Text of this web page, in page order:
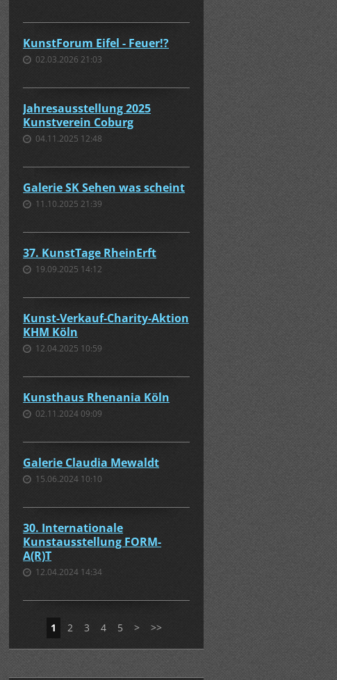
KunstForum Eifel - Feuer!?
02.03.2026 21:03
Jahresausstellung 2025
Kunstverein Coburg
04.11.2025 12:48
Galerie SK Sehen was scheint
11.10.2025 21:39
37. KunstTage RheinErft
19.09.2025 14:12
Kunst-Verkauf-Charity-Aktion
KHM Köln
12.04.2025 10:59
Kunsthaus Rhenania Köln
02.11.2024 09:09
Galerie Claudia Mewaldt
15.06.2024 10:10
30. Internationale
Kunstausstellung FORM-
A(R)T
12.04.2024 14:34
1 2 3 4 5 > >>